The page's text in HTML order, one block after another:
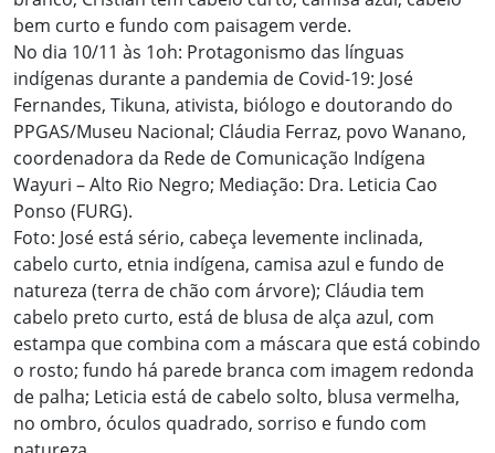
bem curto e fundo com paisagem verde.
No dia 10/11 às 1oh: Protagonismo das línguas
indígenas durante a pandemia de Covid-19: José
Fernandes, Tikuna, ativista, biólogo e doutorando do
PPGAS/Museu Nacional; Cláudia Ferraz, povo Wanano,
coordenadora da Rede de Comunicação Indígena
Wayuri – Alto Rio Negro; Mediação: Dra. Leticia Cao
Ponso (FURG).
Foto: José está sério, cabeça levemente inclinada,
cabelo curto, etnia indígena, camisa azul e fundo de
natureza (terra de chão com árvore); Cláudia tem
cabelo preto curto, está de blusa de alça azul, com
estampa que combina com a máscara que está cobindo
o rosto; fundo há parede branca com imagem redonda
de palha; Leticia está de cabelo solto, blusa vermelha,
no ombro, óculos quadrado, sorriso e fundo com